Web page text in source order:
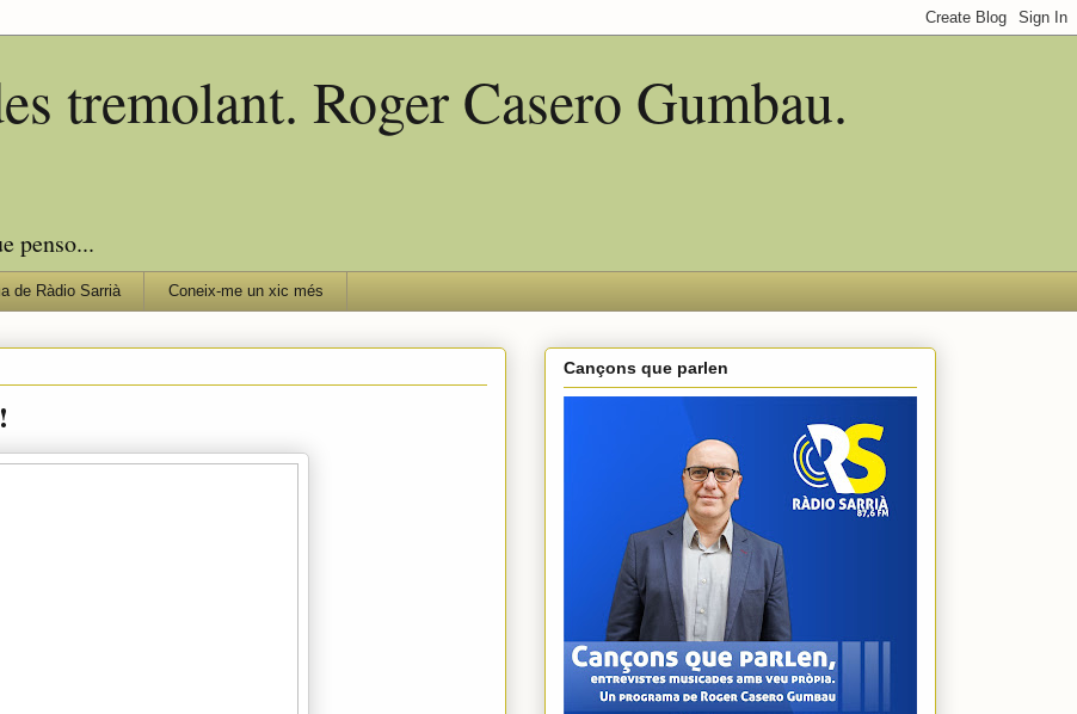
tremolant. Roger Casero Gumbau.
penso...
de Ràdio Sarrià Coneix-me un xic més
Cançons que parlen